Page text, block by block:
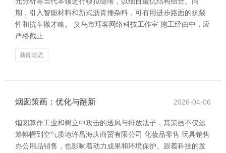
期，引入智能材料和新式沥青搀杂料，可有用进步路面的抗裂
性和抗车辙才略。 义乌市珏客网络科技工作室 施工经由中，应
严格截止
新闻动态
烟囱策画：优化与翻新 2026-04-06
烟囱算作工业和树立中攻击的透风与排放法子，其策画不仅运
筹帷幄到空气质地许昌海庆商贸有限公司 化妆品零售 玩具销售
办公用品销售，也影响着动力成果和环境保护。跟着科技的发